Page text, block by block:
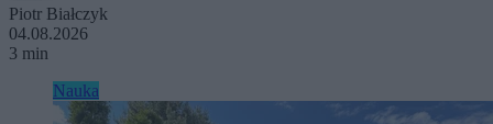
Piotr Białczyk
04.08.2026
3 min
Nauka